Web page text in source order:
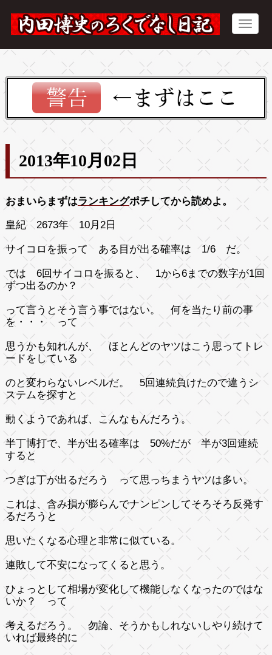
2013年10月02日
おまいらまずはランキングポチしてから読めよ。
皇紀 2673年 10月2日
サイコロを振って ある目が出る確率は 1/6 だ。
では 6回サイコロを振ると、 1から6までの数字が1回
ずつ出るのか？
って言うとそう言う事ではない。 何を当たり前の事
を・・・ って
思うかも知れんが、 ほとんどのヤツはこう思ってトレ
ードをしている
のと変わらないレベルだ。 5回連続負けたので違うシ
ステムを探すと
動くようであれば、こんなもんだろう。
半丁博打で、半が出る確率は 50%だが 半が3回連続
すると
つぎは丁が出るだろう って思っちまうヤツは多い。
これは、含み損が膨らんでナンピンしてそろそろ反発す
るだろうと
思いたくなる心理と非常に似ている。
連敗して不安になってくると思う。
ひょっとして相場が変化して機能しなくなったのではな
いか？ って
考えるだろう。 勿論、そうかもしれないしやり続けて
いれば最終的に